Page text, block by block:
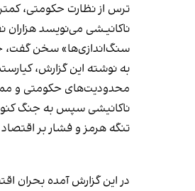
ترس از نظارت حکومتی،
ناکانیـشی می‌نویسد
سنگ‌اندازی‌ها» سخن گفت،
محدودیت‌های حکومتی و
ناکانیشی سپس به جنگ
تنگه هرمز و فشار بر
در این گزارش آمده بحران